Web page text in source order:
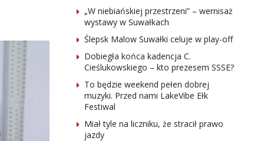
„W niebiańskiej przestrzeni” – wernisaż
wystawy w Suwałkach
Ślepsk Malow Suwałki celuje w play-off
Dobiegła końca kadencja C.
Cieślukowskiego – kto prezesem SSSE?
To będzie weekend pełen dobrej
muzyki. Przed nami LakeVibe Ełk
Festiwal
Miał tyle na liczniku, że stracił prawo
jazdy